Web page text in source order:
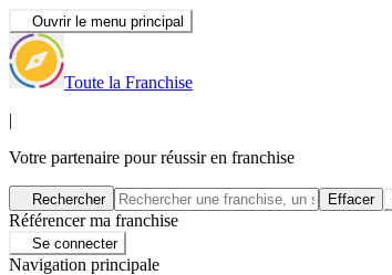
Ouvrir le menu principal
Toute la Franchise
|
Votre partenaire pour réussir en franchise
Rechercher Effacer
Référencer ma franchise
Se connecter
Navigation principale